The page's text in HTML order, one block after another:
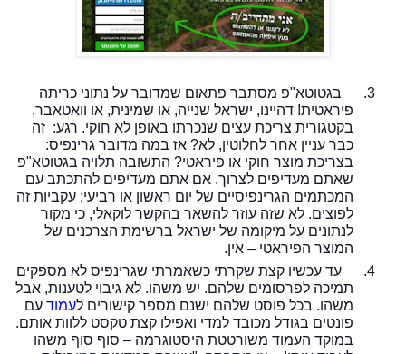
3.
בגטוטא"פ מסתבר פתאום שמדובר על נתוני כריתה
פיראטית! דהיינו, ישראל שנייה, או שמינית, או וואטאבר,
בקטגורית צריכת עצים שנכרתו באופן לא חוקי. רגע: זה
כבר עניין אחר לחלוטין, לא? אז במה מדובר גרינפיס:
בצריכת מוצר חוקי או פיראטי? התשובה תלויה בגטוטא"פ
שאתם מעדיפים לצרוך. אם אתם מעדיפים להתכתב עם
המכתמים הגרינפיסיים של יום ראשון או רביעי; עקביות זה
לפוצים. לא שזה עוזר להשאר בהקשר לוקאלי, כי מקור
לנתונים על מיקומה של ישראל ברשימת הצרכנים של
המוצר הפיראטי – אין.
4.
עד עכשיו קצת שקרתי כשאמרתי שגרינפיס לא מספקים
תמיכה לפרסומים שלהם. יש משהו. לא גיבוי לטענות, אבל
משהו. בכל פוסט שלהם ישנם מספר קישורים לעמוד עם
פונטים בגודל מכובד למדי ואפילו קצת טקסט ללוות אותם.
במוקד העמוד משורטטת היסטוגרמה – סוף סוף משהו